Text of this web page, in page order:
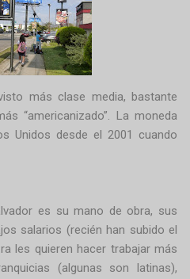
más clase media, bastante
“americanizado”. La moneda
Unidos desde el 2001 cuando
es su mano de obra, sus
salarios (recién han subido el
les quieren hacer trabajar más
(algunas son latinas),